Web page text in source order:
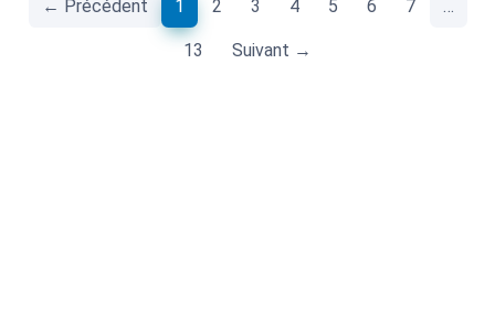
← Précédent 1 (current)
2 3 4 5 6 7 …
13 Suivant →